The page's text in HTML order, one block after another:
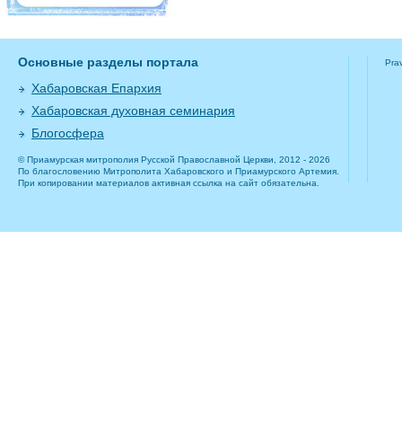
Основные разделы портала
Хабаровская Епархия
Хабаровская духовная семинария
Блогосфера
© Приамурская митрополия Русской Православной Церкви, 2012 - 2026
По благословению Митрополита Хабаровского и Приамурского Артемия.
При копировании материалов активная ссылка на сайт обязательна.